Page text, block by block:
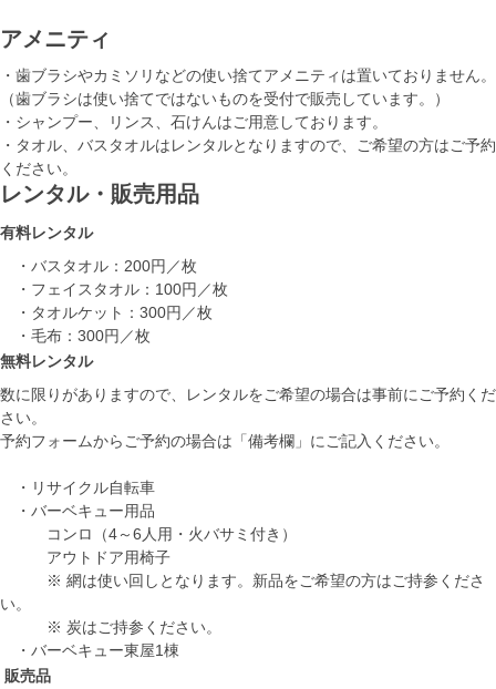
アメニティ
・歯ブラシやカミソリなどの使い捨てアメニティは置いておりません。
（歯ブラシは使い捨てではないものを受付で販売しています。）
・シャンプー、リンス、石けんはご用意しております。
・タオル、バスタオルはレンタルとなりますので、ご希望の方はご予約
ください。
レンタル・販売用品
有料レンタル
・バスタオル：200円／枚
・フェイスタオル：100円／枚
・タオルケット：300円／枚
・毛布：300円／枚
無料レンタル
数に限りがありますので、レンタルをご希望の場合は事前にご予約くだ
さい。
予約フォームからご予約の場合は「備考欄」にご記入ください。
・リサイクル自転車
・バーベキュー用品
コンロ（4～6人用・火バサミ付き）
アウトドア用椅子
※ 網は使い回しとなります。新品をご希望の方はご持参くださ
い。
※ 炭はご持参ください。
・バーベキュー東屋1棟
販売品